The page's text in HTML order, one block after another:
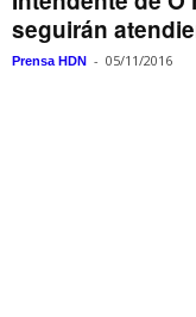
seguirán
Prensa HDN - 05/11/2016